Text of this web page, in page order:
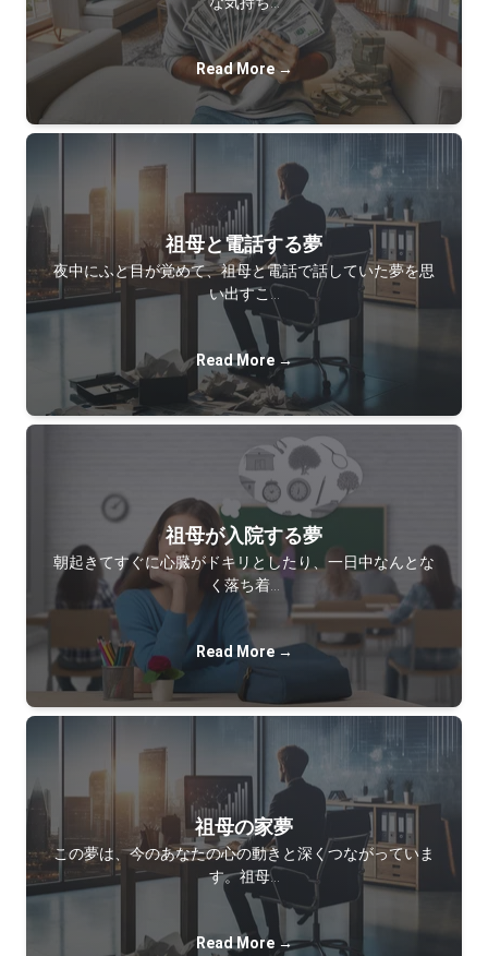
Read More →
祖母と電話する夢
夜中にふと目が覚めて、祖母と電話で話していた夢を思
い出すこ…
Read More →
祖母が入院する夢
朝起きてすぐに心臓がドキリとしたり、一日中なんとな
く落ち着…
Read More →
祖母の家夢
この夢は、今のあなたの心の動きと深くつながっていま
す。祖母…
Read More →